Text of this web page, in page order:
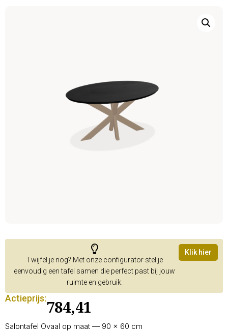
Twijfel je nog? Met onze configurator stel je
eenvoudig een tafel samen die perfect past bij jouw
ruimte en gebruik.
Klik hier
Actieprijs:
784,41
Salontafel Ovaal op maat — 90 × 60 cm